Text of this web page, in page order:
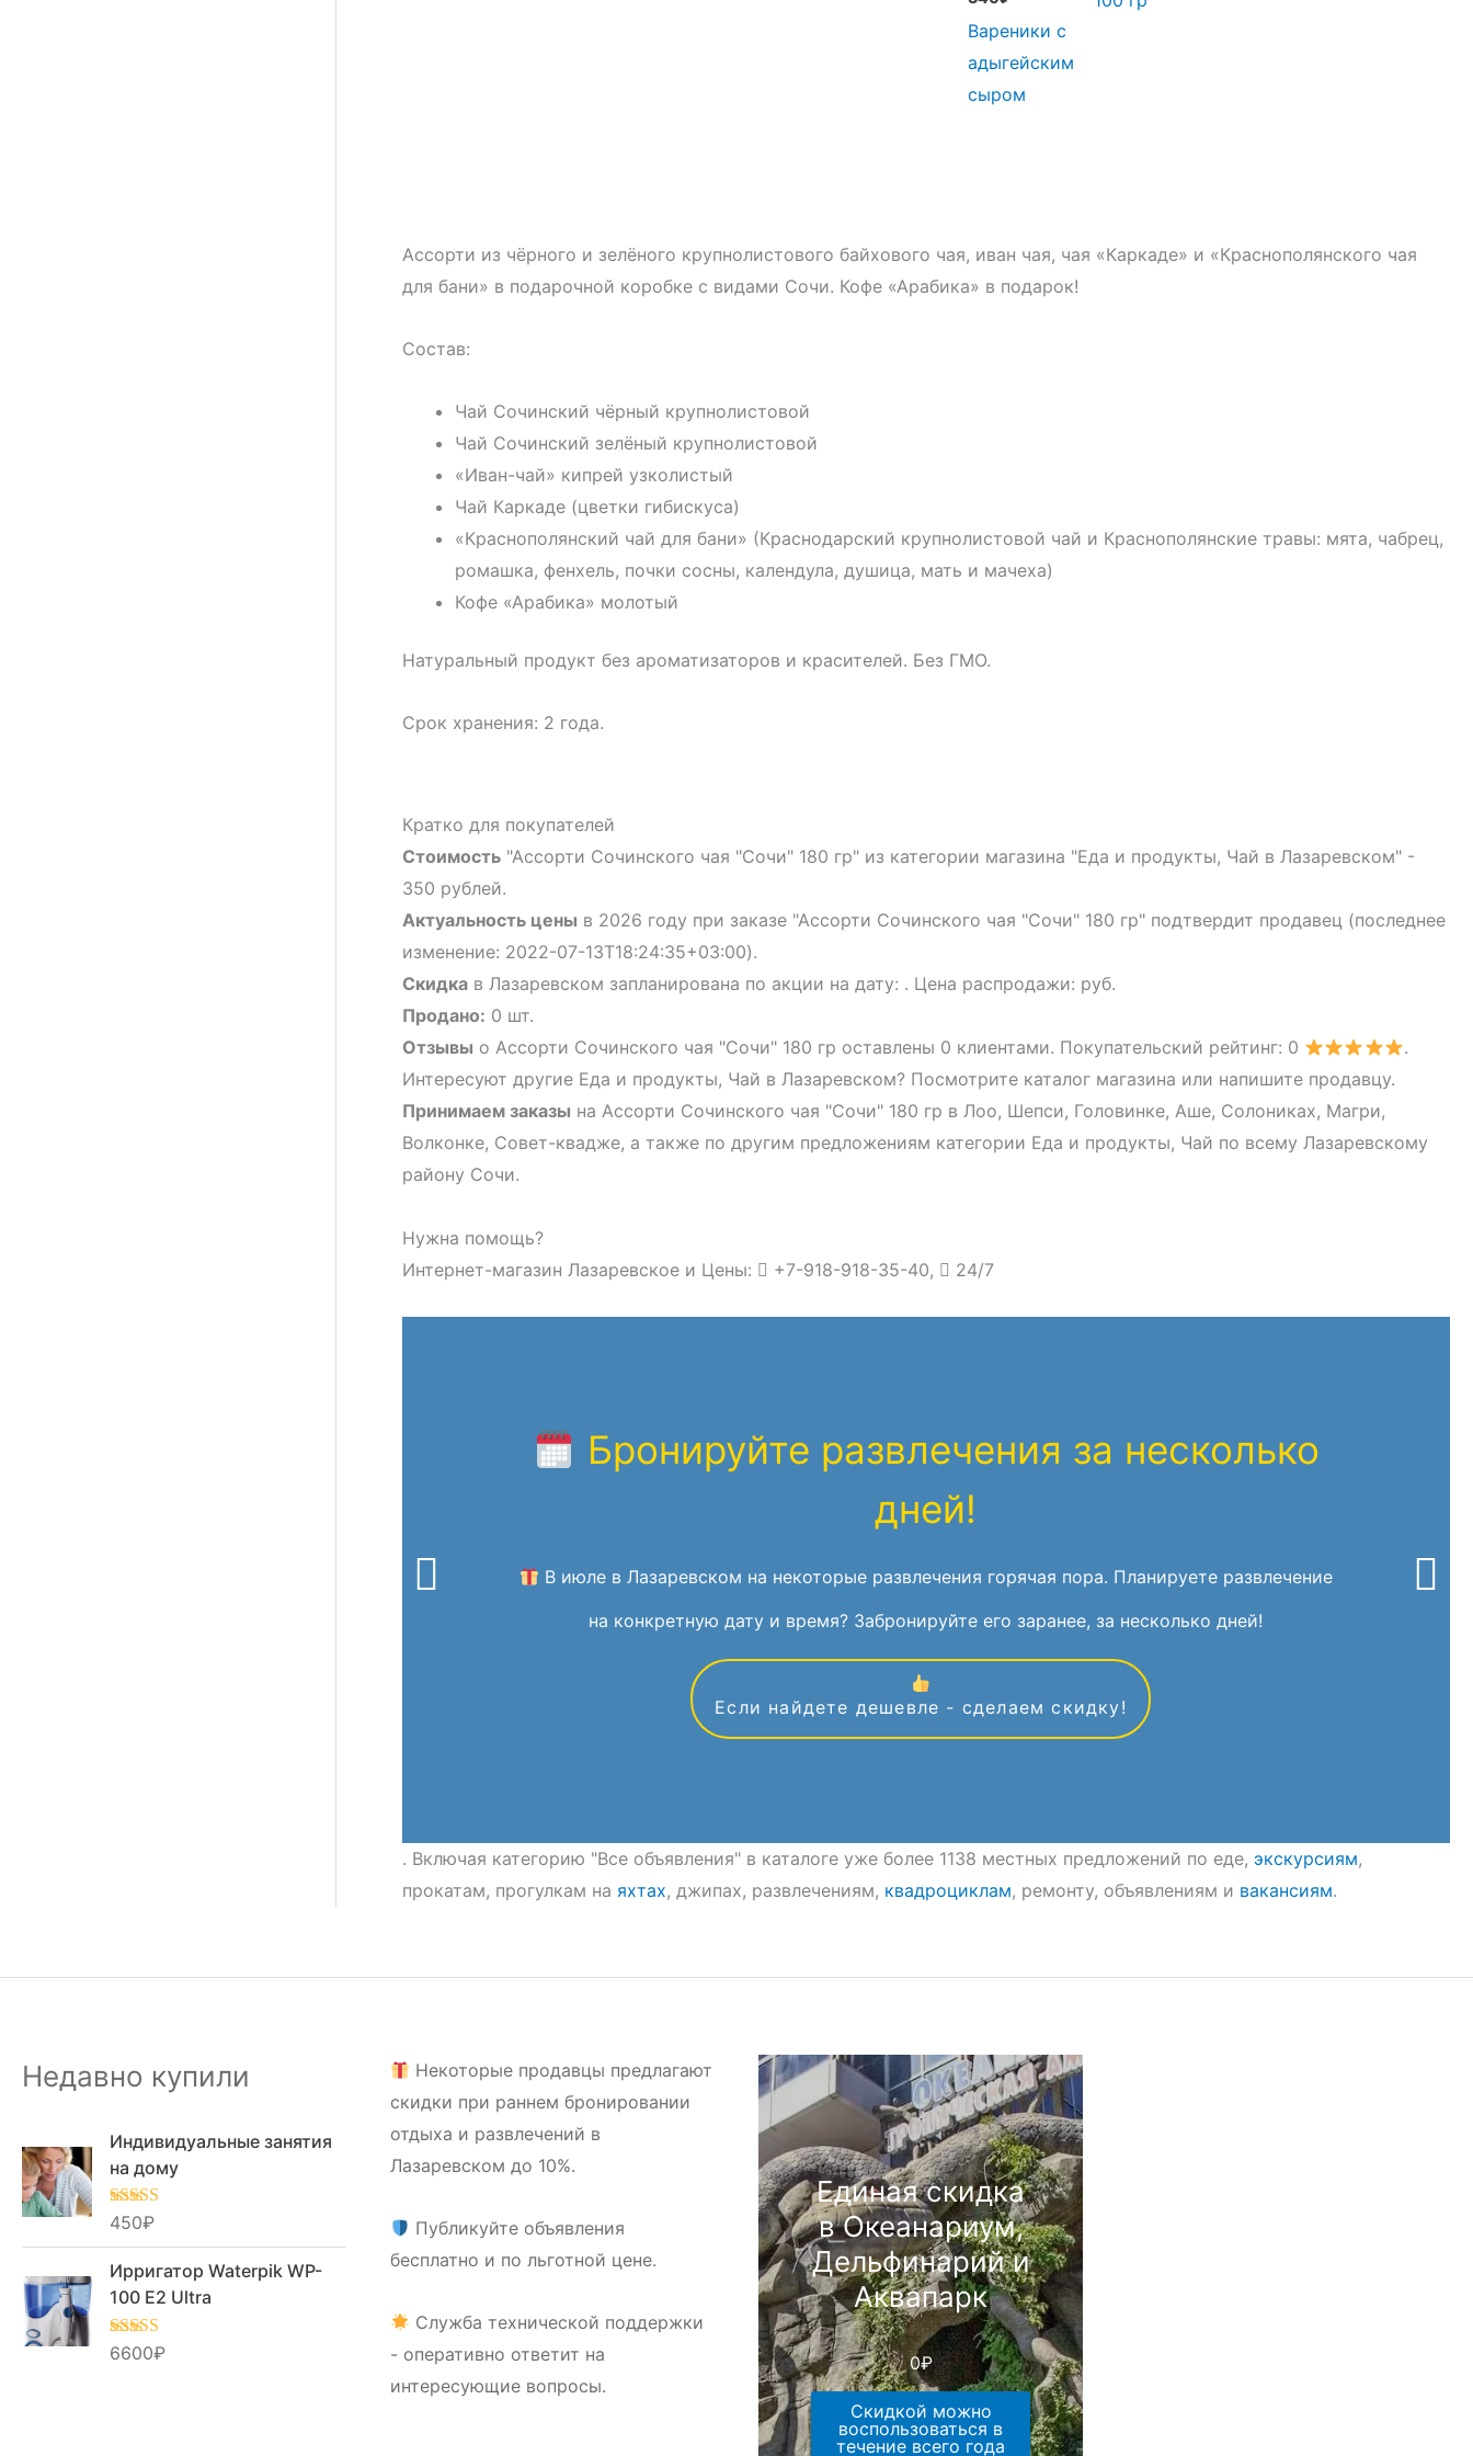
Вареники с
адыгейским
сыром
Ассорти из чёрного и зелёного крупнолистового байхового чая, иван чая, чая «Каркаде» и «Краснополянского чая
для бани» в подарочной коробке с видами Сочи. Кофе «Арабика» в подарок!
Состав:
Чай Сочинский чёрный крупнолистовой
Чай Сочинский зелёный крупнолистовой
«Иван-чай» кипрей узколистый
Чай Каркаде (цветки гибискуса)
«Краснополянский чай для бани» (Краснодарский крупнолистовой чай и Краснополянские травы: мята, чабрец,
ромашка, фенхель, почки сосны, календула, душица, мать и мачеха)
Кофе «Арабика» молотый
Натуральный продукт без ароматизаторов и красителей. Без ГМО.
Срок хранения: 2 года.
Кратко для покупателей
Стоимость"Ассорти Сочинского чая "Сочи" 180 гр" из категории магазина "Еда и продукты, Чай в Лазаревском" -
350 рублей.
Актуальность цены в 2026 году при заказе "Ассорти Сочинского чая "Сочи" 180 гр" подтвердит продавец (последнее
изменение: 2022-07-13T18:24:35+03:00).
Скидкав Лазаревском запланирована по акции на дату: . Цена распродажи: руб.
Продано: 0 шт.
Отзывы о Ассорти Сочинского чая "Сочи" 180 гр оставлены 0 клиентами. Покупательский рейтинг: 0
.
Интересуют другие Еда и продукты, Чай в Лазаревском? Посмотрите каталог магазина или напишите продавцу.
Принимаем заказы на Ассорти Сочинского чая "Сочи" 180 гр в Лоо, Шепси, Головинке, Аше, Солониках, Магри,
Волконке, Совет-квадже, а также по другим предложениям категории Еда и продукты, Чай по всему Лазаревскому
району Сочи.
Нужна помощь?
Интернет-магазин Лазаревское и Цены:
+7-918-918-35-40, 24/7
Бронируйте развлечения за несколько
дней!
В июле в Лазаревском на некоторые развлечения горячая пора. Планируете развлечение
на конкретную дату и время? Забронируйте его заранее, за несколько дней!
Если найдете дешевле - сделаем скидку!
. Включая категорию "Все объявления" в каталоге уже более 1138 местных предложений по еде, экскурсиям,
прокатам, прогулкам на яхтах, джипах, развлечениям, квадроциклам, ремонту, объявлениям и вакансиям.
Недавно купили
Индивидуальные занятия
на дому
Оценка
450₽
Ирригатор Waterpik WP-
100 E2 Ultra
Оценка
6600₽
Некоторые продавцы предлагают
скидки при раннем бронировании
отдыха и развлечений в
Лазаревском до 10%.
Публикуйте объявления
бесплатно и по льготной цене.
Служба технической поддержки
- оперативно ответит на
интересующие вопросы.
Единая скидка
в Океанариум,
Дельфинарий и
Аквапарк
0₽
Скидкой можно
воспользоваться в
течение всего года